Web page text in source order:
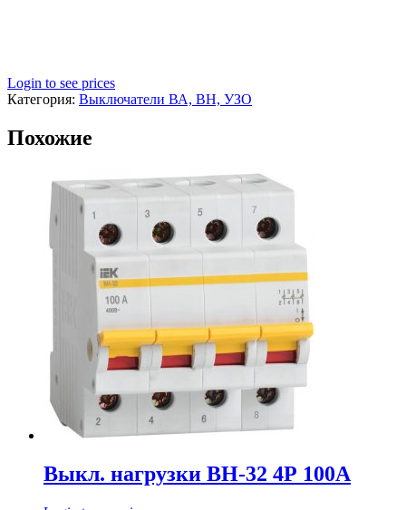
Login to see prices
Категория: Выключатели ВА, ВН, УЗО
Похожие
Выкл. нагрузки ВН-32 4Р 100А